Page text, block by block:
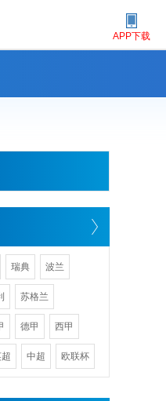
APP下载
瑞典 波兰
苏格兰
德甲 西甲
中超 欧联杯